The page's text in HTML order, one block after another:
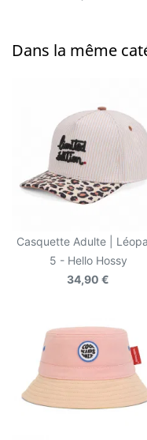
Dans la même
Casquette Adulte |
5 - Hello Hossy
34,90 €